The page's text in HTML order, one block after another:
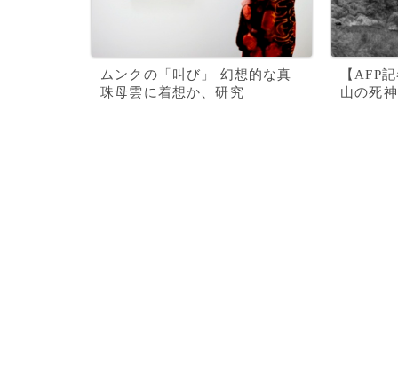
ムンクの「叫び」 幻想的な真
珠母雲に着想か、研究
【AFP
山の死